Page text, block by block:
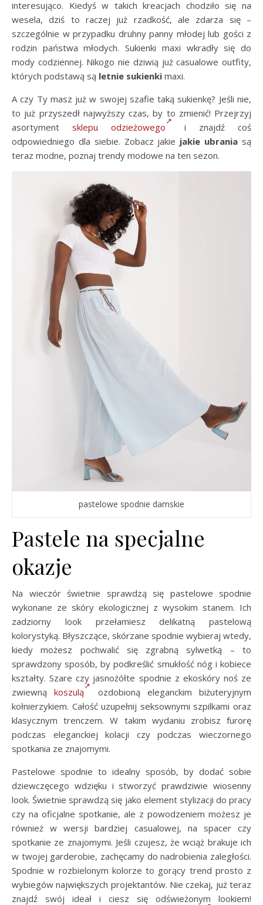
interesująco. Kiedyś w takich kreacjach chodziło się na
wesela, dziś to raczej już rzadkość, ale zdarza się –
szczególnie w przypadku druhny panny młodej lub gości z
rodzin państwa młodych. Sukienki maxi wkradły się do
mody codziennej. Nikogo nie dziwią już casualowe outfity,
których podstawą są letnie sukienki maxi.
A czy Ty masz już w swojej szafie taką sukienkę? Jeśli nie,
to już przyszedł najwyższy czas, by to zmienić! Przejrzyj
asortyment sklepu odzieżowego
i znajdź coś
odpowiedniego dla siebie. Zobacz jakie jakie ubrania są
teraz modne, poznaj trendy modowe na ten sezon.
pastelowe spodnie damskie
Pastele na specjalne
okazje
Na wieczór świetnie sprawdzą się pastelowe spodnie
wykonane ze skóry ekologicznej z wysokim stanem. Ich
zadziorny look przełamiesz delikatną pastelową
kolorystyką. Błyszczące, skórzane spodnie wybieraj wtedy,
kiedy możesz pochwalić się zgrabną sylwetką – to
sprawdzony sposób, by podkreślić smukłość nóg i kobiece
kształty. Szare czy jasnożółte spodnie z ekoskóry noś ze
zwiewnąkoszulą
ozdobioną eleganckim biżuteryjnym
kołnierzykiem. Całość uzupełnij seksownymi szpilkami oraz
klasycznym trenczem. W takim wydaniu zrobisz furorę
podczas eleganckiej kolacji czy podczas wieczornego
spotkania ze znajomymi.
Pastelowe spodnie to idealny sposób, by dodać sobie
dziewczęcego wdzięku i stworzyć prawdziwie wiosenny
look. Świetnie sprawdzą się jako element stylizacji do pracy
czy na oficjalne spotkanie, ale z powodzeniem możesz je
również w wersji bardziej casualowej, na spacer czy
spotkanie ze znajomymi. Jeśli czujesz, że wciąż brakuje ich
w twojej garderobie, zachęcamy do nadrobienia zaległości.
Spodnie w rozbielonym kolorze to gorący trend prosto z
wybiegów największych projektantów. Nie czekaj, już teraz
znajdź swój ideał i ciesz się odświeżonym lookiem!